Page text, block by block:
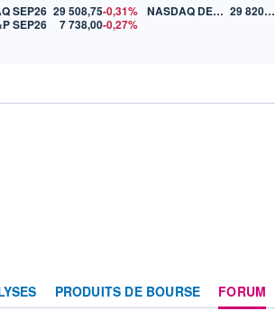
SEP26 29 508,75-0,31%
SEP26
7 738,00-0,27%
NASDAQ DEC26 29 820,25
PRODUITS DE BOURSE FORUM